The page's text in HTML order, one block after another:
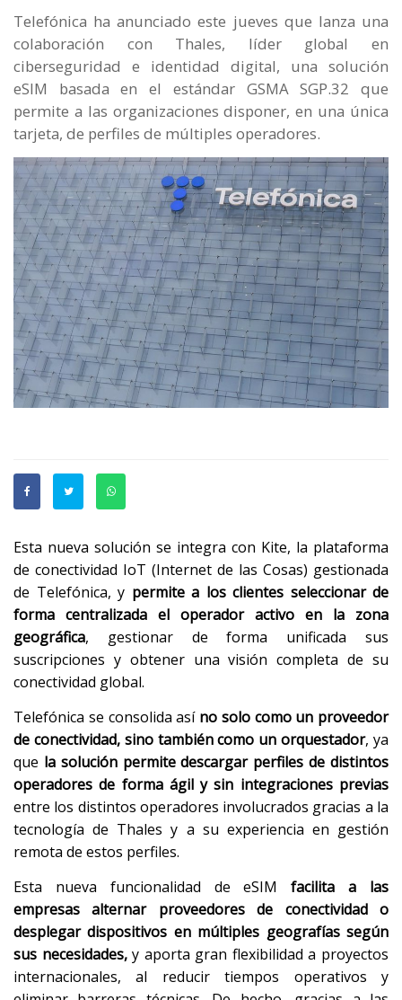
Telefónica ha anunciado este jueves que lanza una
colaboración con Thales, líder global en
ciberseguridad e identidad digital, una solución
eSIM basada en el estándar GSMA SGP.32 que
permite a las organizaciones disponer, en una única
tarjeta, de perfiles de múltiples operadores.
Esta nueva solución se integra con Kite, la plataforma
de conectividad IoT (Internet de las Cosas) gestionada
de Telefónica, y permite a los clientes seleccionar de
forma centralizada el operador activo en la zona
geográfica, gestionar de forma unificada sus
suscripciones y obtener una visión completa de su
conectividad global.
Telefónica se consolida así no solo como un proveedor
de conectividad, sino también como un orquestador, ya
que la solución permite descargar perfiles de distintos
operadores de forma ágil y sin integraciones previas
entre los distintos operadores involucrados gracias a la
tecnología de Thales y a su experiencia en gestión
remota de estos perfiles.
Esta nueva funcionalidad de eSIMfacilita a las
empresas alternar proveedores de conectividad o
desplegar dispositivos en múltiples geografías según
sus necesidades,y aporta gran flexibilidad a proyectos
internacionales, al reducir tiempos operativos y